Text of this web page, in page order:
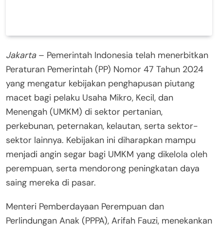
Jakarta– Pemerintah Indonesia telah menerbitkan
Peraturan Pemerintah (PP) Nomor 47 Tahun 2024
yang mengatur kebijakan penghapusan piutang
macet bagi pelaku Usaha Mikro, Kecil, dan
Menengah (UMKM) di sektor pertanian,
perkebunan, peternakan, kelautan, serta sektor-
sektor lainnya. Kebijakan ini diharapkan mampu
menjadi angin segar bagi UMKM yang dikelola oleh
perempuan, serta mendorong peningkatan daya
saing mereka di pasar.
Menteri Pemberdayaan Perempuan dan
Perlindungan Anak (PPPA), Arifah Fauzi, menekankan